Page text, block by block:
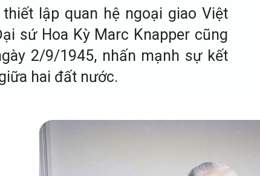
lập quan hệ ngoại giao Việt
sứ Hoa Kỳ Marc Knapper cũng
2/9/1945, nhấn mạnh sự kết
hai đất nước.